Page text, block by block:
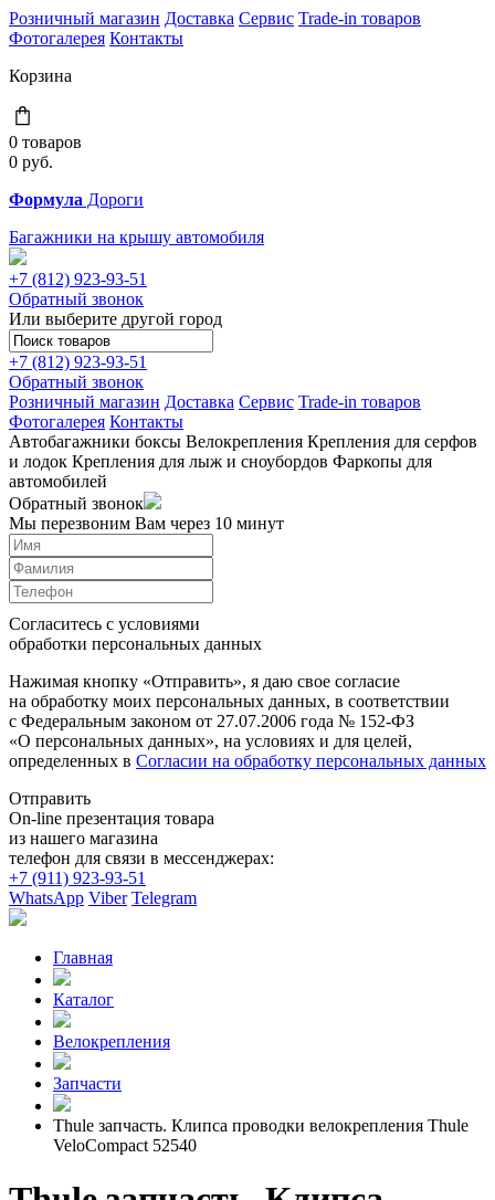
Розничный магазин Доставка Сервис Trade-in товаров
Фотогалерея Контакты
Корзина
0 товаров
0 руб.
Формула Дороги
Багажники на крышу автомобиля
+7 (812) 923-93-51
Обратный звонок
Или выберите другой город
+7 (812) 923-93-51
Обратный звонок
Розничный магазин Доставка Сервис Trade-in товаров
Фотогалерея Контакты
Автобагажники боксы Велокрепления Крепления для серфов
и лодок Крепления для лыж и сноубордов Фаркопы для
автомобилей
Обратный звонок
Мы перезвоним Вам через 10 минут
Согласитесь с условиями
обработки персональных данных
Нажимая кнопку «Отправить», я даю свое согласие
на обработку моих персональных данных, в соответствии
с Федеральным законом от 27.07.2006 года № 152-ФЗ
«О персональных данных», на условиях и для целей,
определенных в Согласии на обработку персональных данных
Отправить
On-line презентация товара
из нашего магазина
телефон для связи в мессенджерах:
+7 (911) 923-93-51
WhatsApp Viber Telegram
Главная
Каталог
Велокрепления
Запчасти
Thule запчасть. Клипса проводки велокрепления Thule
VeloCompact 52540